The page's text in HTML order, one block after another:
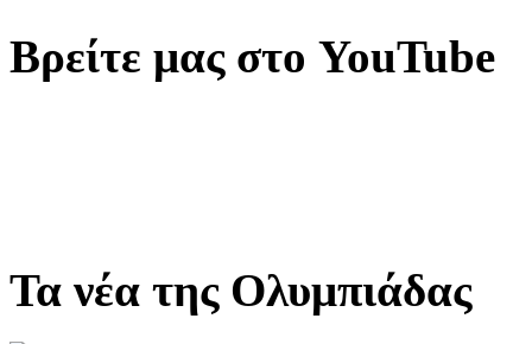
Βρείτε μας στο YouTube
Τα νέα της Ολυμπιάδας